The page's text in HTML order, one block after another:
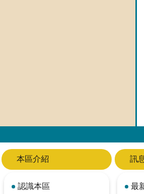
本區介紹
認識本區
訊
最